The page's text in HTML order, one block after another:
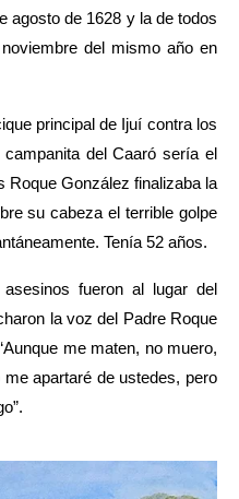
agosto de 1628 y la de todos
del mismo año en
principal de Ijuí contra los
del Caaró sería el
Roque González finalizaba la
su cabeza el terrible golpe
Tenía 52 años.
fueron al lugar del
la voz del Padre Roque
me maten, no muero,
apartaré de ustedes, pero